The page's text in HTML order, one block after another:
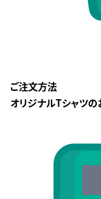
ご注文方法
オリジナルTシャツ